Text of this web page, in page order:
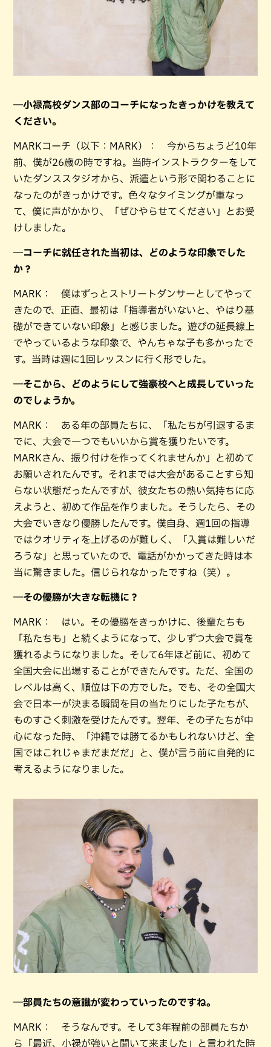
―小禄高校ダンス部のコーチになったきっかけを教えて
ください。
MARKコーチ（以下：MARK）： 今からちょうど10年
前、僕が26歳の時ですね。当時インストラクターをして
いたダンススタジオから、派遣という形で関わることに
なったのがきっかけです。色々なタイミングが重なっ
て、僕に声がかかり、「ぜひやらせてください」とお受
けしました。
―コーチに就任された当初は、どのような印象でした
か？
MARK： 僕はずっとストリートダンサーとしてやって
きたので、正直、最初は「指導者がいないと、やはり基
礎ができていない印象」と感じました。遊びの延長線上
でやっているような印象で、やんちゃな子も多かったで
す。当時は週に1回レッスンに行く形でした。
―そこから、どのようにして強豪校へと成長していった
のでしょうか。
MARK： ある年の部員たちに、「私たちが引退するま
でに、大会で一つでもいいから賞を獲りたいです。
MARKさん、振り付けを作ってくれませんか」と初めて
お願いされたんです。それまでは大会があることすら知
らない状態だったんですが、彼女たちの熱い気持ちに応
えようと、初めて作品を作りました。そうしたら、その
大会でいきなり優勝したんです。僕自身、週1回の指導
ではクオリティを上げるのが難しく、「入賞は難しいだ
ろうな」と思っていたので、電話がかかってきた時は本
当に驚きました。信じられなかったですね（笑）。
―その優勝が大きな転機に？
MARK： はい。その優勝をきっかけに、後輩たちも
「私たちも」と続くようになって、少しずつ大会で賞を
獲れるようになりました。そして6年ほど前に、初めて
全国大会に出場することができたんです。ただ、全国の
レベルは高く、順位は下の方でした。でも、その全国大
会で日本一が決まる瞬間を目の当たりにした子たちが、
ものすごく刺激を受けたんです。翌年、その子たちが中
心になった時、「沖縄では勝てるかもしれないけど、全
国ではこれじゃまだまだだ」と、僕が言う前に自発的に
考えるようになりました。
―部員たちの意識が変わっていったのですね。
MARK： そうなんです。そして3年程前の部員たちか
ら「最近、小禄が強いと聞いて来ました」と言われた時